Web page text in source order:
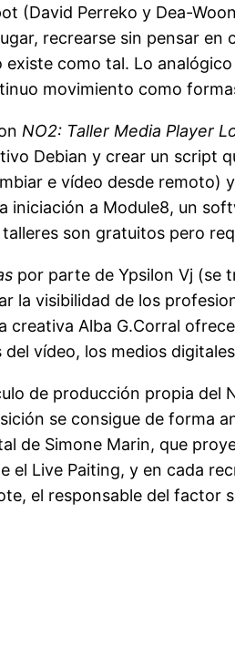
(David Perreko y Dea-
recrearse sin pensar
como tal. Lo
movimiento como
NO2: Taller Media Player
Debian y crear un script
e vídeo desde remoto)
iniciación a Module8, un
son gratuitos pero
por parte de Ypsilon Vj (se
la visibilidad de los
creativa Alba G.Corral
vídeo, los medios
de producción propia del
se consigue de forma
de Simone Marin, que
Live Paiting, y en cada
el responsable del factor